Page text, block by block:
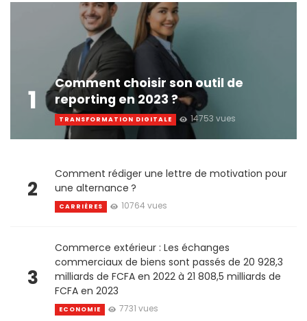
1
Comment choisir son outil de
reporting en 2023 ?
TRANSFORMATION DIGITALE 14753 vues
2
Comment rédiger une lettre de motivation pour
une alternance ?
CARRIÈRES 10764 vues
3
Commerce extérieur : Les échanges
commerciaux de biens sont passés de 20 928,3
milliards de FCFA en 2022 à 21 808,5 milliards de
FCFA en 2023
ECONOMIE 7731 vues